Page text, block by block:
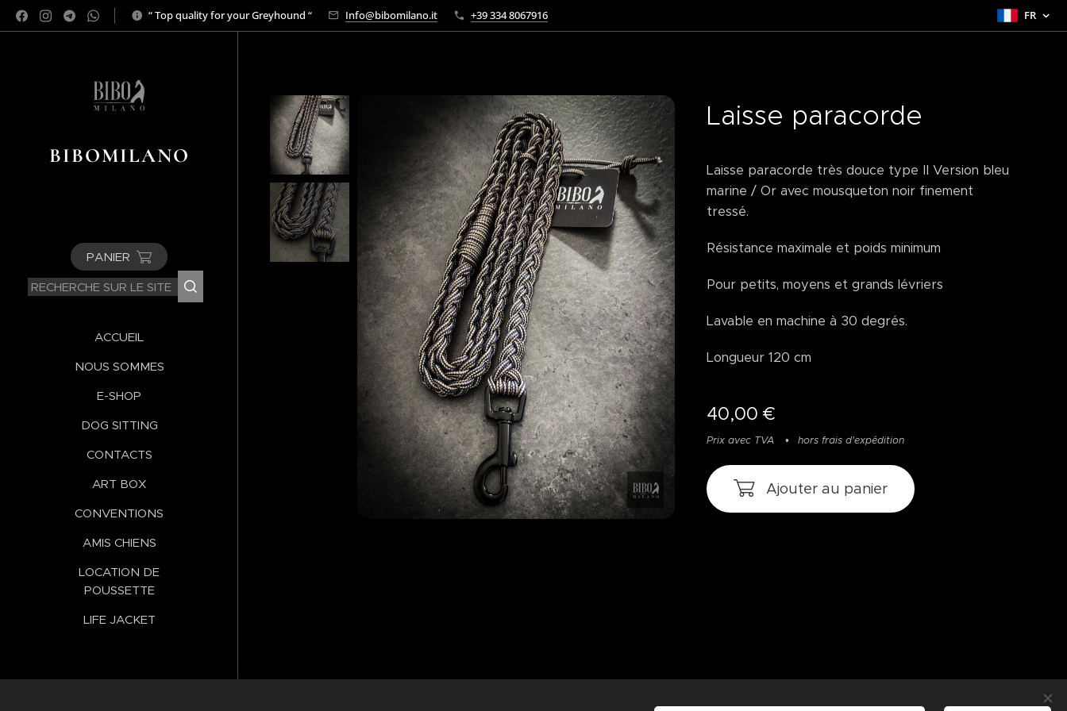
“ Top quality for your Greyhound “ Info@bibomilano.it +39 334 8067916 FR
BIBOMILANO
PANIER
ACCUEIL
NOUS SOMMES
E-SHOP
DOG SITTING
CONTACTS
ART BOX
CONVENTIONS
AMIS CHIENS
LOCATION DE
POUSSETTE
LIFE JACKET
Laisse paracorde
Laisse paracorde très douce type II Version bleu
marine / Or avec mousqueton noir finement
tressé.
Résistance maximale et poids minimum
Pour petits, moyens et grands lévriers
Lavable en machine à 30 degrés.
Longueur 120 cm
40,00 €
Prix avec TVA hors frais d'expédition
Ajouter au panier